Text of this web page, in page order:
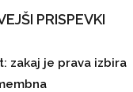
PRISPEVKI
zakaj je prava izbira